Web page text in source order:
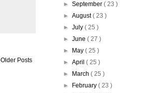
Older Posts
► September ( 23 )
► August( 23 )
► July ( 25 )
► June ( 27 )
►
May ( 25 )
► April ( 25 )
►
March ( 25 )
►
February ( 23 )